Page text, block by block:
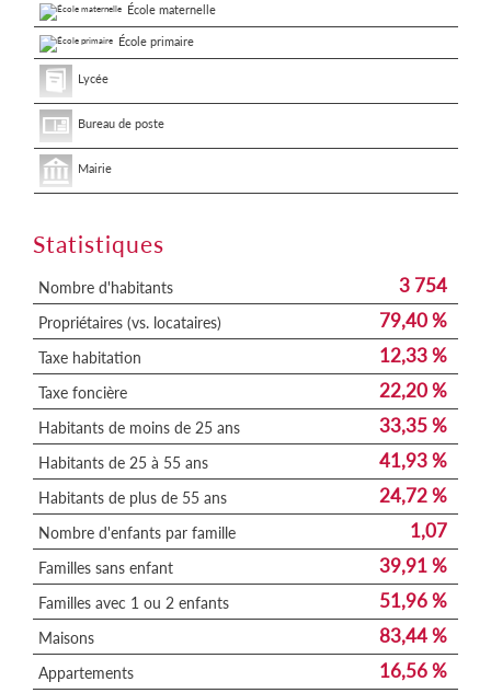
École maternelle
École primaire
Lycée
Bureau de poste
Mairie
Statistiques
Nombre d'habitants 3 754
Propriétaires (vs. locataires) 79,40 %
Taxe habitation 12,33 %
Taxe foncière 22,20 %
Habitants de moins de 25 ans 33,35 %
Habitants de 25 à 55 ans 41,93 %
Habitants de plus de 55 ans 24,72 %
Nombre d'enfants par famille 1,07
Familles sans enfant 39,91 %
Familles avec 1 ou 2 enfants 51,96 %
Maisons 83,44 %
Appartements 16,56 %